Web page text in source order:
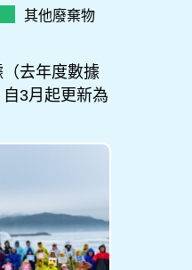
其他廢棄物
去年度數據
3月起更新為